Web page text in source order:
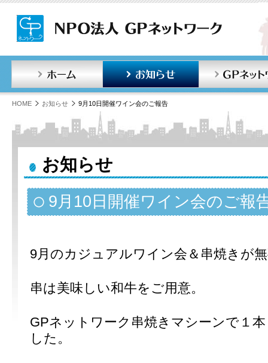
ホーム
HOME お知らせ 9月10日開催ワイン会のご報告
お知らせ
9月10日開催ワイン会のご報
9月のカジュアルワイン会＆串焼きが
串は美味しい和牛をご用意。
GPネットワーク串焼きマシーンで１
した。